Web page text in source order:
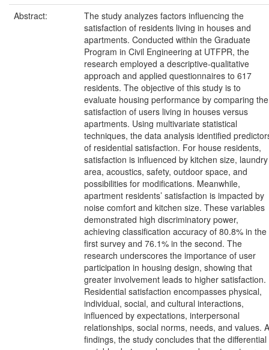
Abstract:
The study analyzes factors influencing the
satisfaction of residents living in houses and
apartments. Conducted within the Graduate
Program in Civil Engineering at UTFPR, the
research employed a descriptive-qualitative
approach and applied questionnaires to 617
residents. The objective of this study is to
evaluate housing performance by comparing the
satisfaction of users living in houses versus
apartments. Using multivariate statistical
techniques, the data analysis identified
of residential satisfaction. For house residents,
satisfaction is influenced by kitchen size, laundry
area, acoustics, safety, outdoor space, and
possibilities for modifications. Meanwhile,
apartment residents’ satisfaction is impacted by
noise comfort and kitchen size. These variables
demonstrated high discriminatory power,
achieving classification accuracy of 80.8% in the
first survey and 76.1% in the second. The
research underscores the importance of user
participation in housing design, showing that
greater involvement leads to higher satisfaction.
Residential satisfaction encompasses physical,
individual, social, and cultural interactions,
influenced by expectations, interpersonal
relationships, social norms, needs, and values.
findings, the study concludes that the differential